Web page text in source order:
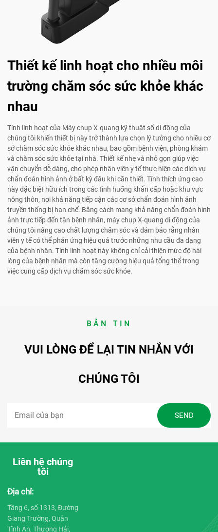
Thiết kế linh hoạt cho nhiều môi
trường chăm sóc sức khỏe khác
nhau
Tính linh hoạt của Máy chụp X-quang kỹ thuật số di động của
chúng tôi khiến thiết bị này trở thành lựa chọn lý tưởng cho nhiều cơ
sở chăm sóc sức khỏe khác nhau, bao gồm bệnh viện, phòng khám
và chăm sóc sức khỏe tại nhà. Thiết kế nhẹ và nhỏ gọn giúp việc
vận chuyển dễ dàng, cho phép nhân viên y tế thực hiện các dịch vụ
chẩn đoán hình ảnh ở bất kỳ đâu khi cần thiết. Tính thích ứng cao
này đặc biệt hữu ích trong các tình huống khẩn cấp hoặc khu vực
nông thôn, nơi khả năng tiếp cận các cơ sở chẩn đoán hình ảnh
truyền thống bị hạn chế. Bằng cách mang khả năng chẩn đoán hình
ảnh trực tiếp đến tận bệnh nhân, máy chụp X-quang di động của
chúng tôi nâng cao chất lượng chăm sóc và đảm bảo rằng nhân
viên y tế có thể phản ứng hiệu quả trước những nhu cầu đa dạng
của bệnh nhân. Tính linh hoạt này không chỉ cải thiện mức độ hài
lòng của bệnh nhân mà còn tăng cường hiệu quả tổng thể trong
việc cung cấp dịch vụ chăm sóc sức khỏe.
BẢN TIN
VUI LÒNG ĐỂ LẠI TIN NHẮN VỚI
CHÚNG TÔI
Liên hệ chúng
tôi
Địa chỉ:
Tầng 6, số 1313, Đường
Giang Trường, Quận
Tĩnh An, Thượng Hải,